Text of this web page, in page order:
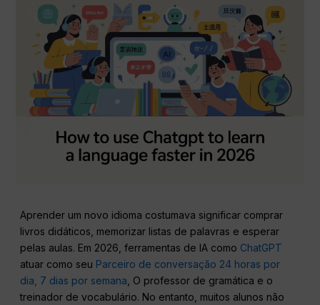
Aprender um novo idioma costumava significar comprar
livros didáticos, memorizar listas de palavras e esperar
pelas aulas. Em 2026, ferramentas de IA como ChatGPT
atuar como seu Parceiro de conversação 24 horas por
dia, 7 dias por semana , O professor de gramática e o
treinador de vocabulário. No entanto, muitos alunos não